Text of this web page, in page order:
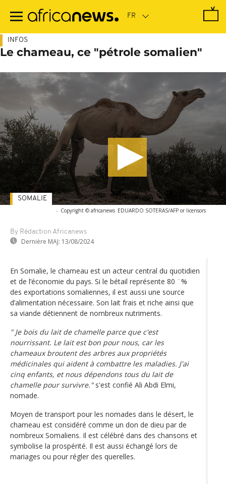
contenu
INFOS
Le chameau, ce "pétrole somalien"
- Copyright © africanews EDUARDO SOTERAS/AFP or licensors
By Rédaction Africanews
Dernière MAJ: 13/08/2024
SOMALIE
En Somalie, le chameau est un acteur central du quotidien
et de l’économie du pays. Si le bétail représente 80 ¨%
des exportations somaliennes, il est aussi une source
d’alimentation nécessaire. Son lait frais et riche ainsi que
sa viande détiennent de nombreux nutriments.
" Je bois du lait de chamelle parce que c'est
nourrissant. Le lait est bon pour nous, car les
chameaux broutent des arbres aux propriétés
médicinales qui aident à combattre les maladies. J'ai
cinq enfants, et nous dépendons tous du lait de
chamelle pour survivre."s'est confié Ali Abdi Elmi,
nomade.
Moyen de transport pour les nomades dans le désert, le
chameau est considéré comme un don de dieu par de
nombreux Somaliens. Il est célébré dans des chansons et
symbolise la prospérité. Il est aussi échangé lors de
mariages ou pour régler des querelles.